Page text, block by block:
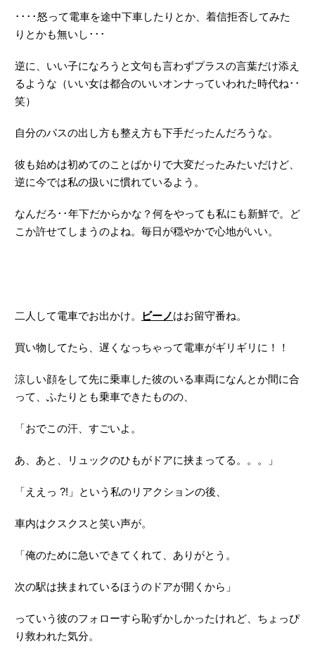
････怒って電車を途中下車したりとか、着信拒否してみた
りとかも無いし･･･
逆に、いい子になろうと文句も言わずプラスの言葉だけ添え
るような（いい女は都合のいいオンナっていわれた時代ね･･
笑）
自分のパスの出し方も整え方も下手だったんだろうな。
彼も始めは初めてのことばかりで大変だったみたいだけど、
逆に今では私の扱いに慣れているよう。
なんだろ･･年下だからかな？何をやっても私にも新鮮で。ど
こか許せてしまうのよね。毎日が穏やかで心地がいい。
二人して電車でお出かけ。 ビーノはお留守番ね。
買い物してたら、遅くなっちゃって電車がギリギリに！！
涼しい顔をして先に乗車した彼のいる車両になんとか間に合
って、ふたりとも乗車できたものの、
「おでこの汗、すごいよ。
あ、あと、リュックのひもがドアに挟まってる。。。」
「ええっ ?!」という私のリアクションの後、
車内はクスクスと笑い声が。
「俺のために急いできてくれて、ありがとう。
次の駅は挟まれているほうのドアが開くから」
っていう彼のフォローすら恥ずかしかったけれど、ちょっぴ
り救われた気分。